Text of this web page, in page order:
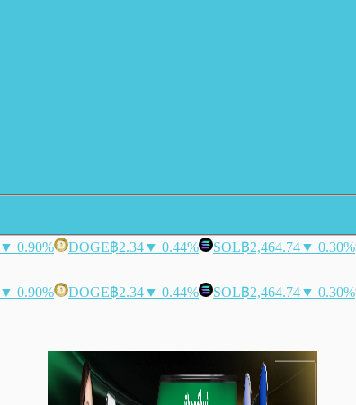
▼ 0.90% DOGE฿2.34▼ 0.44% SOL฿2,464.74▼ 0.30%
▼ 0.90% DOGE฿2.34▼ 0.44% SOL฿2,464.74▼ 0.30%